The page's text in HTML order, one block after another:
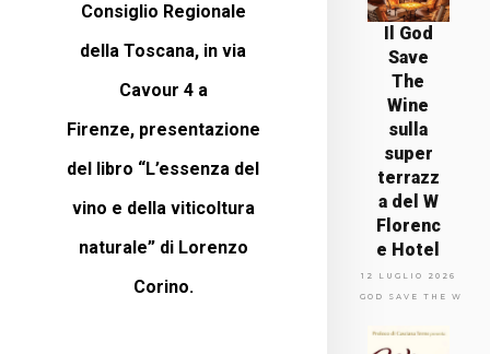
Consiglio Regionale
della Toscana, in via
Cavour 4 a
Firenze, presentazione
del libro “L’essenza del
vino e della viticoltura
naturale” di Lorenzo
Corino.
Il God
Save
The
Wine
sulla
super
terrazz
a del W
Florenc
e Hotel
12 LUGLIO 2026
GOD SAVE THE WINE